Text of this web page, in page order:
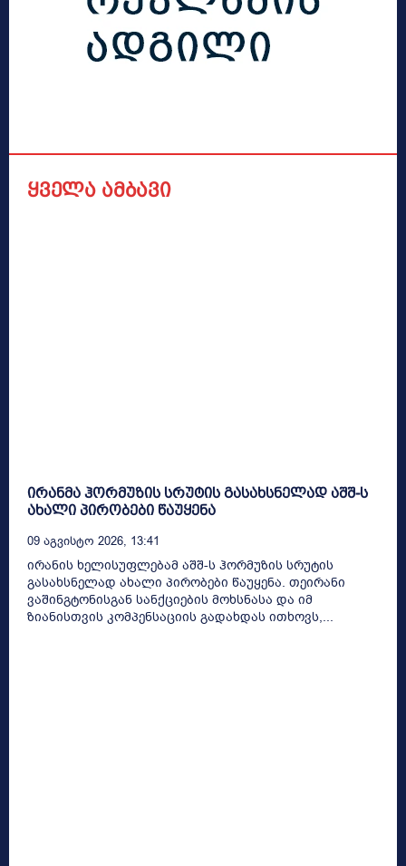
ყველა ამბავი
ირანმა ჰორმუზის სრუტის გასახსნელად აშშ-ს
ახალი პირობები წაუყენა
09 Აგვისტო 2026, 13:41
ირანის ხელისუფლებამ აშშ-ს ჰორმუზის სრუტის
გასახსნელად ახალი პირობები წაუყენა. თეირანი
ვაშინგტონისგან სანქციების მოხსნასა და იმ
ზიანისთვის კომპენსაციის გადახდას ითხოვს,...